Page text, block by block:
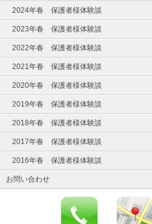
2024年春 保護者様体験談
2023年春 保護者様体験談
2022年春 保護者様体験談
2021年春 保護者様体験談
2020年春 保護者様体験談
2019年春 保護者様体験談
2018年春 保護者様体験談
2017年春 保護者様体験談
2016年春 保護者様体験談
お問い合わせ